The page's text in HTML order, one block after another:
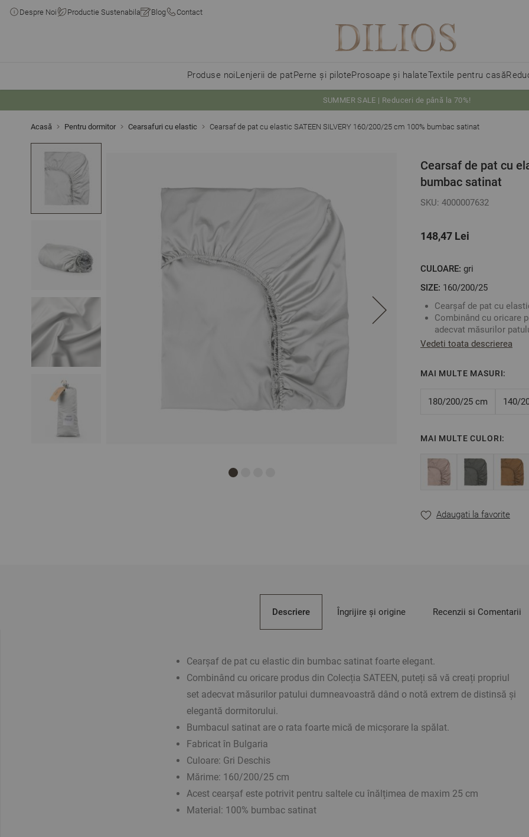
Despre Noi Productie Sustenabila Blog Contact
Produse noiLenjerii de patPerne și piloteProsoape și halateTextile pentru casă
SUMMER SALE | Reduceri de până la 70%!
Acasă Pentru dormitor Cearsafuri cu elastic Cearsaf de pat cu elastic SATEEN SILVERY 160/200/25 cm 100% bumbac satinat
Cearsaf de pat cu
bumbac satinat
SKU: 4000007632
148,47 Lei
CULOARE: gri
SIZE: 160/200/25
Cearșaf de pat cu
Combinând cu oricare
adecvat măsurilor
elegantă dormitorului.
Culoare: Gri Deschis
Acest cearșaf este
Poate varia ușor culoarea
Vedeti toata descrierea
MAI MULTE MASURI:
180/200/25 cm 140/
MAI MULTE CULORI:
Adaugati la favorite
Descriere
Cearșaf de pat cu elastic din bumbac satinat foarte elegant.
Combinând cu oricare produs din Colecția SATEEN, puteți să vă creați propriul
set adecvat măsurilor patului dumneavoastră dând o notă extrem de distinsă și
elegantă dormitorului.
Bumbacul satinat are o rata foarte mică de micșorare la spălat.
Fabricat în Bulgaria
Culoare: Gri Deschis
Mărime: 160/200/25 cm
Acest cearșaf este potrivit pentru saltele cu înălțimea de maxim 25 cm
Material: 100% bumbac satinat
Îngrijire și origine Recenzii si Comentarii